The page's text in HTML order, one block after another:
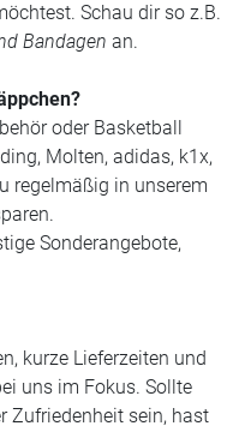
Schau dir so z.B.
Bandagen an.
oder Basketball
Molten, adidas, k1x,
regelmäßig in unserem
Sonderangebote,
kurze Lieferzeiten und
uns im Fokus. Sollte
Zufriedenheit sein, hast